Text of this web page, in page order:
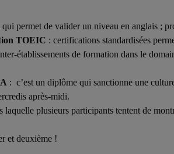
qui permet de valider un niveau en anglais ;
TOEIC : certifications standardisées
établissements de formation dans le
: c’est un diplôme qui sanctionne une
après-midi.
laquelle plusieurs participants tentent de
et deuxième !